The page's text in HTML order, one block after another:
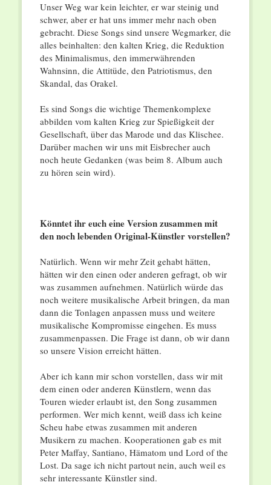
Unser Weg war kein leichter, er war steinig und
schwer, aber er hat uns immer mehr nach oben
gebracht. Diese Songs sind unsere Wegmarker, die
alles beinhalten: den kalten Krieg, die Reduktion
des Minimalismus, den immerwährenden
Wahnsinn, die Attitüde, den Patriotismus, den
Skandal, das Orakel.
Es sind Songs die wichtige Themenkomplexe
abbilden vom kalten Krieg zur Spießigkeit der
Gesellschaft, über das Marode und das Klischee.
Darüber machen wir uns mit Eisbrecher auch
noch heute Gedanken (was beim 8. Album auch
zu hören sein wird).
Könntet ihr euch eine Version zusammen mit
den noch lebenden Original-Künstler vorstellen?
Natürlich. Wenn wir mehr Zeit gehabt hätten,
hätten wir den einen oder anderen gefragt, ob wir
was zusammen aufnehmen. Natürlich würde das
noch weitere musikalische Arbeit bringen, da man
dann die Tonlagen anpassen muss und weitere
musikalische Kompromisse eingehen. Es muss
zusammenpassen. Die Frage ist dann, ob wir dann
so unsere Vision erreicht hätten.
Aber ich kann mir schon vorstellen, dass wir mit
dem einen oder anderen Künstlern, wenn das
Touren wieder erlaubt ist, den Song zusammen
performen. Wer mich kennt, weiß dass ich keine
Scheu habe etwas zusammen mit anderen
Musikern zu machen. Kooperationen gab es mit
Peter Maffay, Santiano, Hämatom und Lord of the
Lost. Da sage ich nicht partout nein, auch weil es
sehr interessante Künstler sind.